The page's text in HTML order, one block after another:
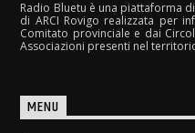
Radio Bluetu è una piattaforma
di ARCI Rovigo realizzata per
Comitato provinciale e dai
Associazioni presenti nel
MENU